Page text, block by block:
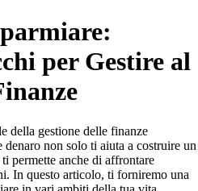
per Gestire al
della gestione delle finanze
non solo ti aiuta a costruire un
permette anche di affrontare
In questo articolo, ti forniremo una